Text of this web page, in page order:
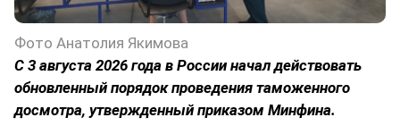
Фото Анатолия Якимова
С 3 августа 2026 года в России начал действовать
обновленный порядок проведения таможенного
досмотра, утвержденный приказом Минфина.